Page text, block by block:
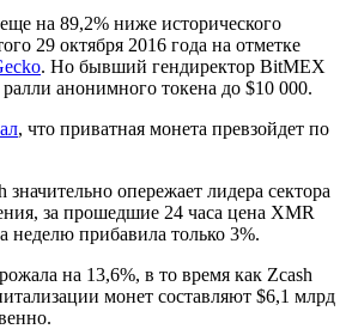
на 89,2% ниже исторического
29 октября 2016 года на отметке
. Но бывший гендиректор BitMEX
ралли анонимного токена до $10 000.
, что приватная монета превзойдет по
опережает лидера сектора
за прошедшие 24 часа цена XMR
неделю прибавила только 3%.
на 13,6%, в то время как Zcash
монет составляют $6,1 млрд